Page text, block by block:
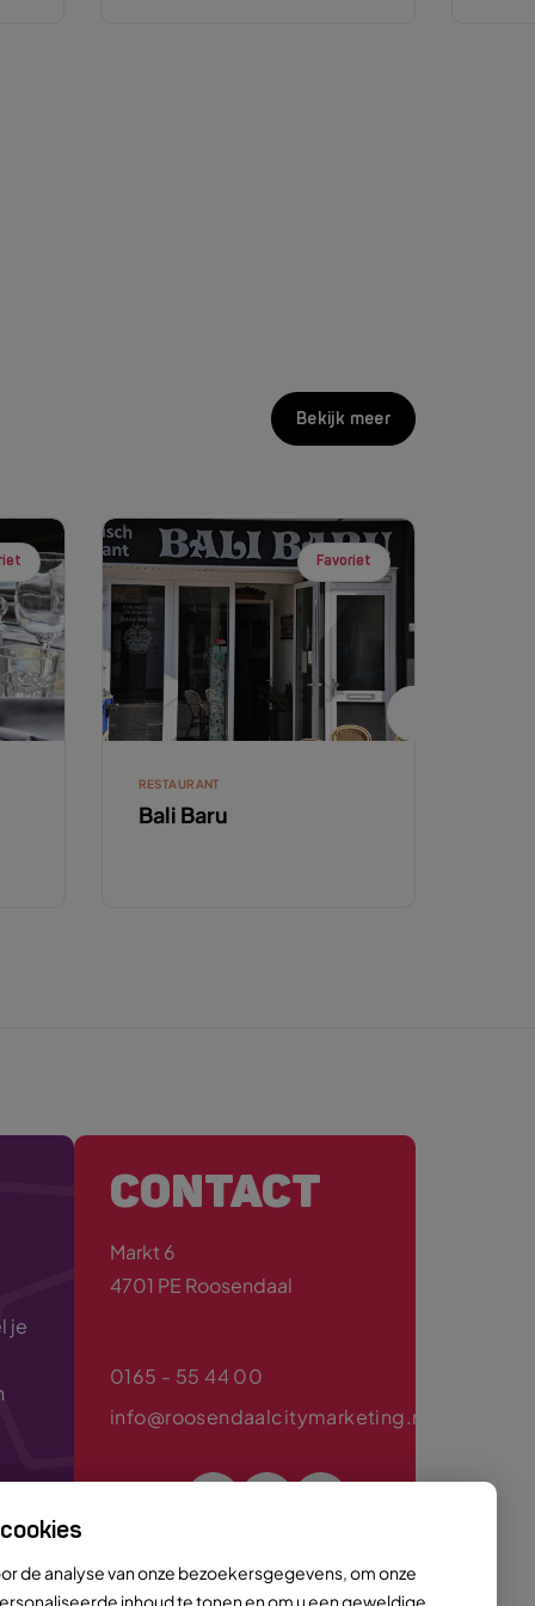
de analyse van onze bezoekersgegevens, om onze
inhoud te tonen en om u een geweldige
Bekijk meer
Favoriet
RESTAURANT
Bali Baru
je
CONTACT
Markt 6
4701 PE Roosendaal
0165 - 55 44 00
info@roosendaalcitymarketing.nl